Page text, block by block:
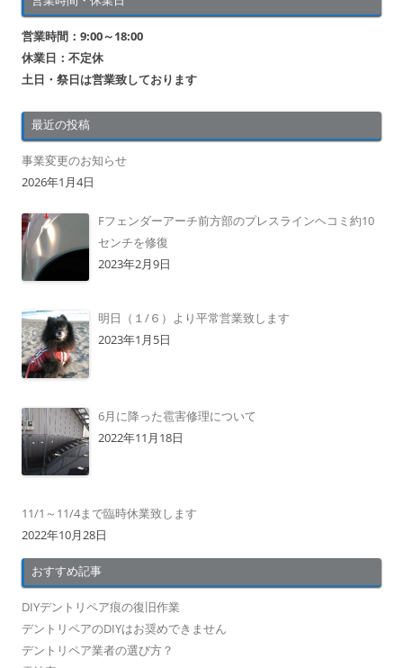
営業時間：9:00～18:00
休業日：不定休
土日・祭日は営業致しております
最近の投稿
事業変更のお知らせ
2026年1月4日
Fフェンダーアーチ前方部のプレスラインヘコミ約10
センチを修復
2023年2月9日
明日（１/６）より平常営業致します
2023年1月5日
6月に降った雹害修理について
2022年11月18日
11/1～11/4まで臨時休業致します
2022年10月28日
おすすめ記事
DIYデントリペア痕の復旧作業
デントリペアのDIYはお奨めできません
デントリペア業者の選び方？